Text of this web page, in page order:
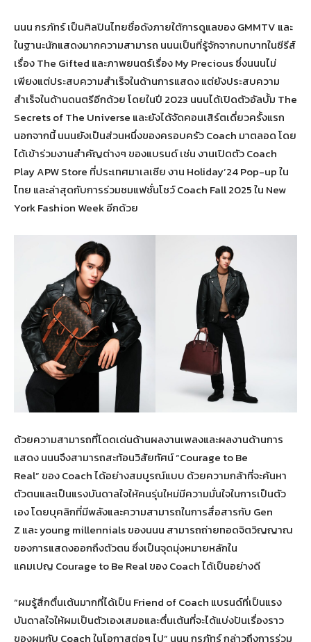
นนน กรภัทร์ เป็นศิลปินไทยชื่อดังภายใต้การดูแลของ GMMTV และ
ในฐานะนักแสดงมากความสามารถ นนนเป็นที่รู้จักจากบทบาทในซีรีส์
เรื่อง The Gifted และภาพยนตร์เรื่อง My Precious ซึ่งนนนไม่
เพียงแต่ประสบความสำเร็จในด้านการแสดง แต่ยังประสบความ
สำเร็จในด้านดนตรีอีกด้วย โดยในปี 2023 นนนได้เปิดตัวอัลบั้ม The
Secrets of The Universe และยังได้จัดคอนเสิร์ตเดี่ยวครั้งแรก
นอกจากนี้ นนนยังเป็นส่วนหนึ่งของครอบครัว Coach มาตลอด โดย
ได้เข้าร่วมงานสำคัญต่างๆ ของแบรนด์ เช่น งานเปิดตัว Coach
Play APW Store ที่ประเทศมาเลเซีย งาน Holiday’24 Pop-up ใน
ไทย และล่าสุดกับการร่วมชมแฟชั่นโชว์ Coach Fall 2025 ใน New
York Fashion Week อีกด้วย
ด้วยความสามารถที่โดดเด่นด้านผลงานเพลงและผลงานด้านการ
แสดง นนนจึงสามารถสะท้อนวิสัยทัศน์ “Courage to Be
Real” ของ Coach ได้อย่างสมบูรณ์แบบ ด้วยความกล้าที่จะค้นหา
ตัวตนและเป็นแรงบันดาลใจให้คนรุ่นใหม่มีความมั่นใจในการเป็นตัว
เอง โดยบุคลิกที่มีพลังและความสามารถในการสื่อสารกับ Gen
Z และ young millennials ของนนน สามารถถ่ายทอดจิตวิญญาณ
ของการแสดงออกถึงตัวตน ซึ่งเป็นจุดมุ่งหมายหลักใน
แคมเปญ Courage to Be Real ของ Coach ได้เป็นอย่างดี
“ผมรู้สึกตื่นเต้นมากที่ได้เป็น Friend of Coach แบรนด์ที่เป็นแรง
บันดาลใจให้ผมเป็นตัวเองเสมอและตื่นเต้นที่จะได้แบ่งปันเรื่องราว
ของผมกับ Coach ในโอกาสต่อๆ ไป” นนน กรภัทร์ กล่าวถึงการร่วม